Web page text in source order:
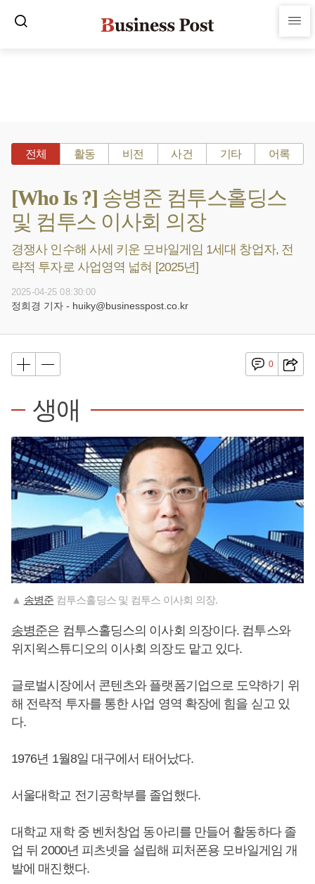
전체 활동 비전 사건 기타 어록
[Who Is ?] 송병준 컴투스홀딩스
및 컴투스 이사회 의장
경쟁사 인수해 사세 키운 모바일게임 1세대 창업자, 전
략적 투자로 사업영역 넓혀 [2025년]
2025-04-25 08:30:00
정희경 기자 - huiky@businesspost.co.kr
0
생애
▲ 송병준 컴투스홀딩스 및 컴투스 이사회 의장.
송병준은 컴투스홀딩스의 이사회 의장이다. 컴투스와
위지윅스튜디오의 이사회 의장도 맡고 있다.
글로벌시장에서 콘텐츠와 플랫폼기업으로 도약하기 위
해 전략적 투자를 통한 사업 영역 확장에 힘을 싣고 있
다.
1976년 1월8일 대구에서 태어났다.
서울대학교 전기공학부를 졸업했다.
대학교 재학 중 벤처창업 동아리를 만들어 활동하다 졸
업 뒤 2000년 피츠넷을 설립해 피처폰용 모바일게임 개
발에 매진했다.